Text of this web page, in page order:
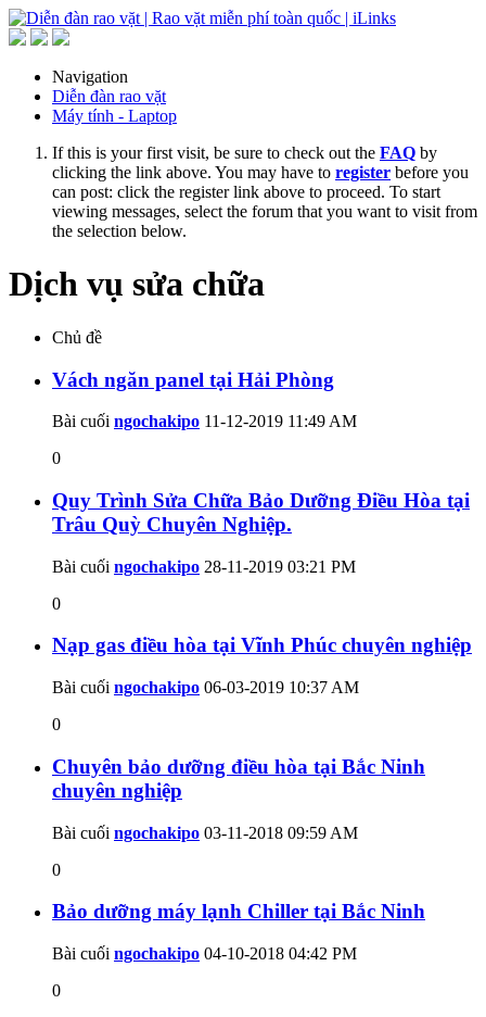
Navigation
Diễn đàn rao vặt
Máy tính - Laptop
If this is your first visit, be sure to check out the FAQ by
clicking the link above. You may have to register before you
can post: click the register link above to proceed. To start
viewing messages, select the forum that you want to visit from
the selection below.
Dịch vụ sửa chữa
Chủ đề
Vách ngăn panel tại Hải Phòng
Bài cuối ngochakipo 11-12-2019 11:49 AM
0
Quy Trình Sửa Chữa Bảo Dưỡng Điều Hòa tại
Trâu Quỳ Chuyên Nghiệp.
Bài cuối ngochakipo 28-11-2019 03:21 PM
0
Nạp gas điều hòa tại Vĩnh Phúc chuyên nghiệp
Bài cuối ngochakipo 06-03-2019 10:37 AM
0
Chuyên bảo dưỡng điều hòa tại Bắc Ninh
chuyên nghiệp
Bài cuối ngochakipo 03-11-2018 09:59 AM
0
Bảo dưỡng máy lạnh Chiller tại Bắc Ninh
Bài cuối ngochakipo 04-10-2018 04:42 PM
0